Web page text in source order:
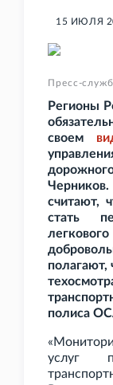
15 ИЮЛЯ
Пресс-
Регионы
своем
считают,
стать
полагают,
полиса
услуг